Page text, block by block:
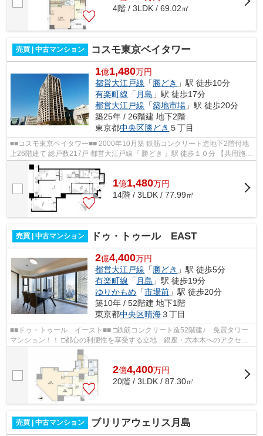
4階 / 3LDK / 69.02㎡
売買 | 中古マンション コスモ東京ベイタワー
1億1,480万円
都営大江戸線 「 勝どき 」駅 徒歩10分
有楽町線 「 月島 」駅 徒歩17分
都営大江戸線 「築地市場 」駅 徒歩20分
築25年 / 26階建 地下2階
東京都中央区勝どき ５丁目
■■コスモ東京ベイタワー■■ 2000年10月築 鉄筋コンクリート造地下2階付地
上26階建て 総戸数217戸 都営大江戸線『 勝どき 』駅 徒歩１０分 【共用施
設】 コンシェルジュサービス ス...
1億1,480万円
14階 / 3LDK / 77.99㎡
売買 | 中古マンション ドゥ・トゥール EAST
2億4,400万円
都営大江戸線 「 勝どき 」駅 徒歩5分
有楽町線 「 月島 」駅 徒歩19分
ゆりかもめ 「市場前 」駅 徒歩20分
築10年 / 52階建 地下1階
東京都中央区晴海３丁目
■■ドゥ・トゥール イースト■■ □鉄筋コンクリート造52階建♪ 免震タワー
マンション！！ □都心の利便性を享受する立地 銀座・六本木へのアクセス
も良好♪ □住友不動産旧分譲×三井住...
2億4,400万円
20階 / 3LDK / 87.30㎡
売買 | 中古マンション ブリリアウェリス月島